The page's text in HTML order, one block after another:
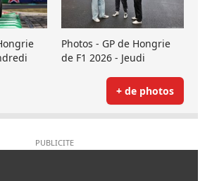
Photos - GP de Hongrie
de F1 2026 - Jeudi
+ de photos